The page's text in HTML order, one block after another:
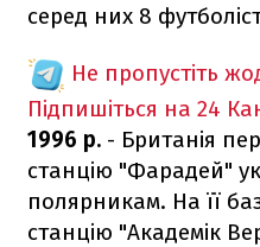
серед них 8
Не пропустіть
Підпишіться на 24
1996 р. - Британія
станцію "Фарадей"
полярникам. На її
станцію "Академік